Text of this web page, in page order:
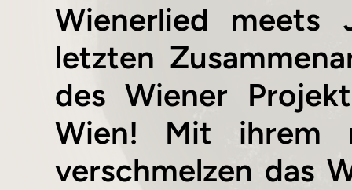
Wienerlied meets
letzten
des Wiener
Wien! Mit ihrem
verschmelzen das